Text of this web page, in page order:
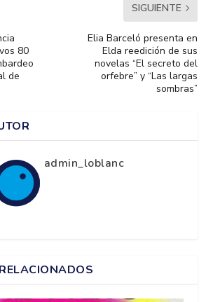
80
de
SIGUIENTE
Elia Barceló presenta en
Elda reedición de sus
novelas “El secreto del
orfebre” y “Las largas
sombras”
admin_loblanc